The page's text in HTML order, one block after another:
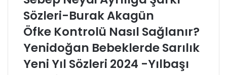
Sözleri-Burak Akagün
Öfke Kontrolü Nasıl Sağlanır?
Yenidoğan Bebeklerde Sarılık
Yeni Yıl Sözleri 2024 -Yılbaşı